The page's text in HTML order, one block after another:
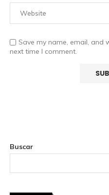
Save my name, email, and
next time I comment.
Buscar